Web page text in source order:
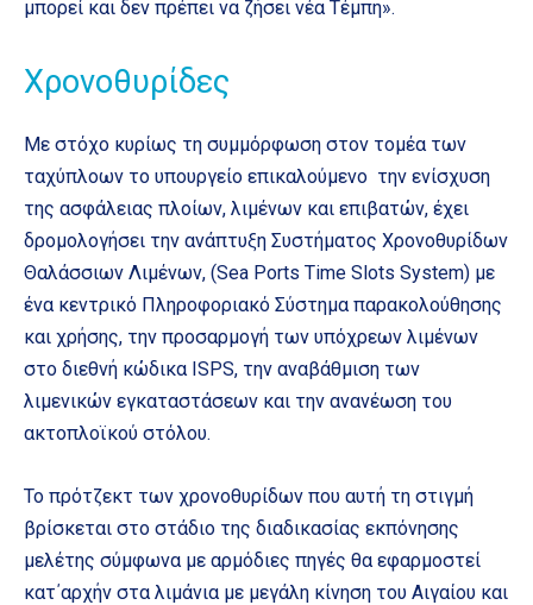
μπορεί και δεν πρέπει να ζήσει νέα Τέμπη».
Χρονοθυρίδες
Με στόχο κυρίως τη συμμόρφωση στον τομέα των
ταχύπλοων το υπουργείο επικαλούμενο την ενίσχυση
της ασφάλειας πλοίων, λιμένων και επιβατών, έχει
δρομολογήσει την ανάπτυξη Συστήματος Χρονοθυρίδων
Θαλάσσιων Λιμένων, (Sea Ports Time Slots System) με
ένα κεντρικό Πληροφοριακό Σύστημα παρακολούθησης
και χρήσης, την προσαρμογή των υπόχρεων λιμένων
στο διεθνή κώδικα ISPS, την αναβάθμιση των
λιμενικών εγκαταστάσεων και την ανανέωση του
ακτοπλοϊκού στόλου.
Το πρότζεκτ των χρονοθυρίδων που αυτή τη στιγμή
βρίσκεται στο στάδιο της διαδικασίας εκπόνησης
μελέτης σύμφωνα με αρμόδιες πηγές θα εφαρμοστεί
κατ΄αρχήν στα λιμάνια με μεγάλη κίνηση του Αιγαίου και